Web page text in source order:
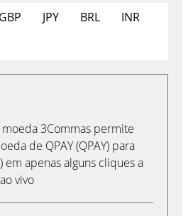
GBP JPY BRL
INR
3Commas permite
de QPAY (QPAY) para
em apenas alguns cliques a
vivo